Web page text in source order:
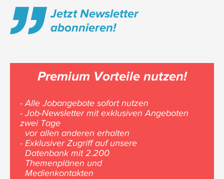
Jetzt Newsletter
abonnieren!
Premium Vorteile nutzen!
- Alle Jobangebote sofort nutzen
- Job-Newsletter mit exklusiven Angeboten
zwei Tage
vor allen anderen erhalten
- Exklusiver Zugriff auf unsere
Datenbank mit 2.200
Themenplänen und
Medienkontakten